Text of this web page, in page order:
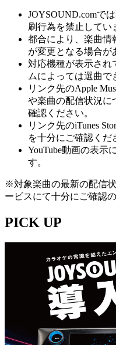
JOYSOUND.comで
刷行為を禁止してい
都合により、楽曲情
が変更となる場合が
対応機種が表示され
ムによっては選曲で
リンク先のApple
や楽曲の配信状況に
確認ください。
リンク先のiTunes
を十分にご確認くだ
YouTube動画の表示
す。
※対象楽曲の最新の配信
ービスにて十分にご確認
PICK UP